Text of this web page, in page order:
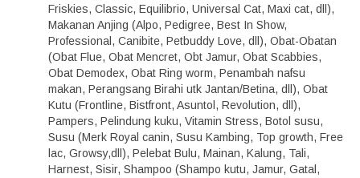
Friskies, Classic, Equilibrio, Universal Cat, Maxi cat, dll),
Makanan Anjing (Alpo, Pedigree, Best In Show,
Professional, Canibite, Petbuddy Love, dll), Obat-Obatan
(Obat Flue, Obat Mencret, Obt Jamur, Obat Scabbies,
Obat Demodex, Obat Ring worm, Penambah nafsu
makan, Perangsang Birahi utk Jantan/Betina, dll), Obat
Kutu (Frontline, Bistfront, Asuntol, Revolution, dll),
Pampers, Pelindung kuku, Vitamin Stress, Botol susu,
Susu (Merk Royal canin, Susu Kambing, Top growth, Free
lac, Growsy,dll), Pelebat Bulu, Mainan, Kalung, Tali,
Harnest, Sisir, Shampoo (Shampo kutu, Jamur, Gatal,